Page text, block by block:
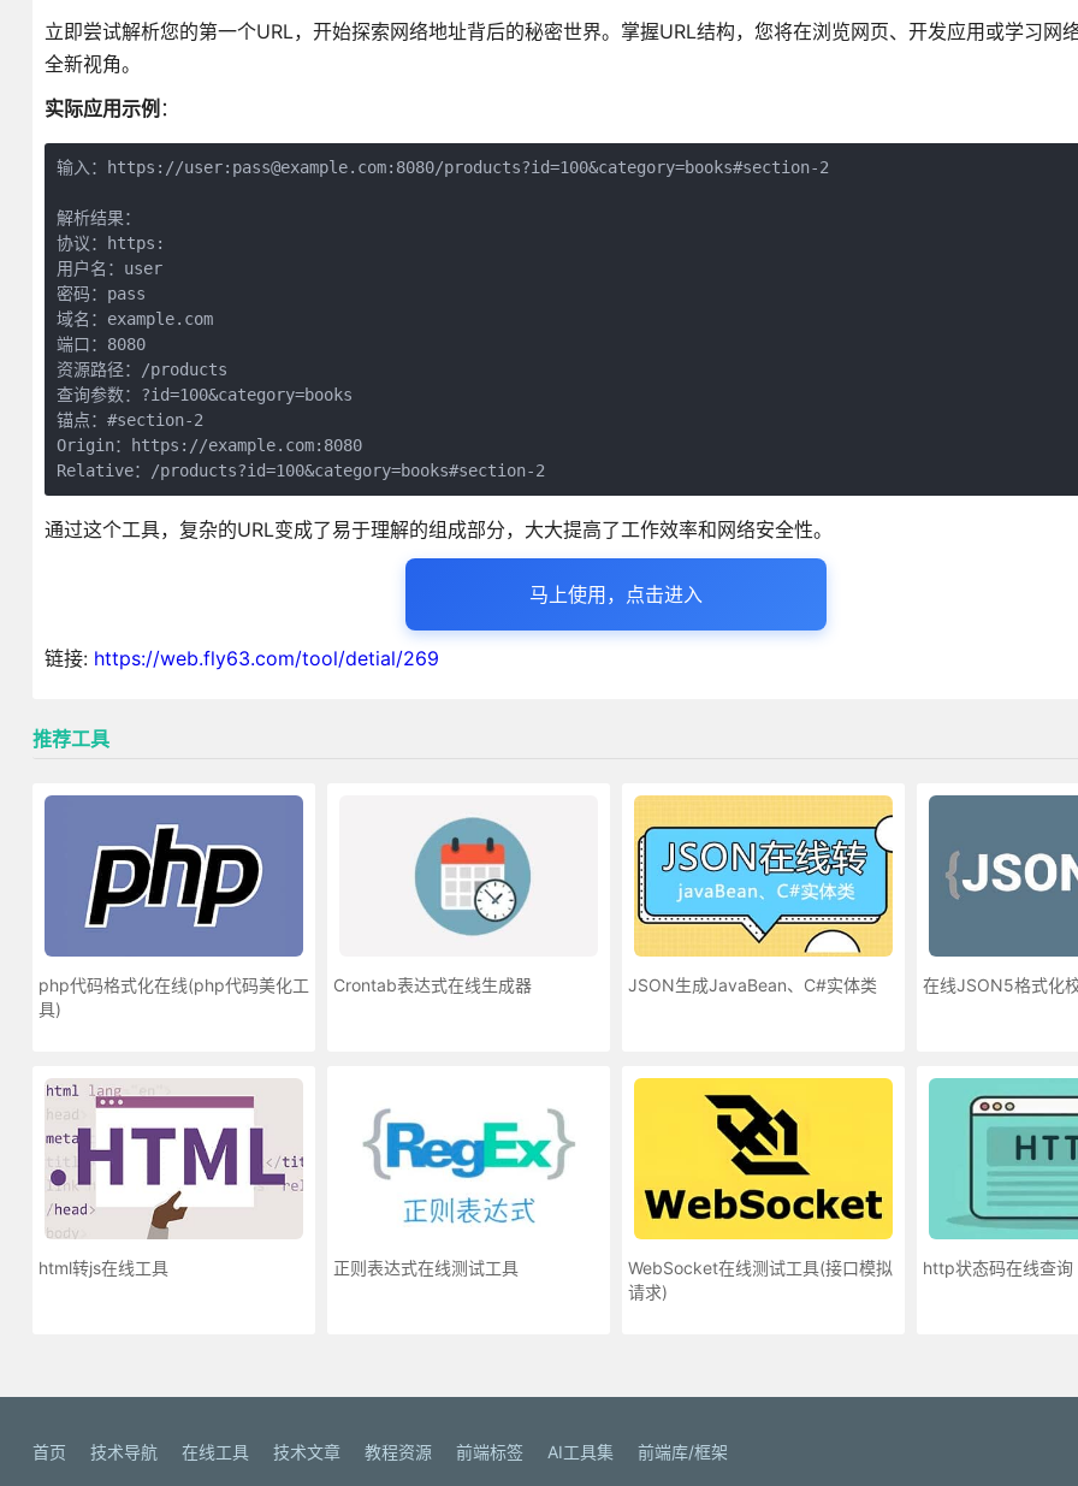
立即尝试解析您的第一个URL，开始探索网络地址背后的秘密世界。掌握URL结构，您将在浏览网页、开发应用或学习网
全新视角。
实际应用示例 ：
输入：https://user:pass@example.com:8080/products?id=100&category=books#section-2
解析结果：
协议：https:
用户名：user
密码：pass
域名：example.com
端口：8080
资源路径：/products
查询参数：?id=100&category=books
锚点：#section-2
Origin：https://example.com:8080
Relative：/products?id=100&category=books#section-2
通过这个工具，复杂的URL变成了易于理解的组成部分，大大提高了工作效率和网络安全性。
马上使用，点击进入
链接: https://web.fly63.com/tool/detial/269
推荐工具
php代码格式化在线(php代码美化工
具)
Crontab表达式在线生成器 JSON生成JavaBean、C#实体类 在线JSON5格式化
html转js在线工具 正则表达式在线测试工具
WebSocket在线测试工具(接口模拟
请求)
http状态码在线查询
首页 技术导航 在线工具 技术文章 教程资源 前端标签 AI工具集 前端库/框架